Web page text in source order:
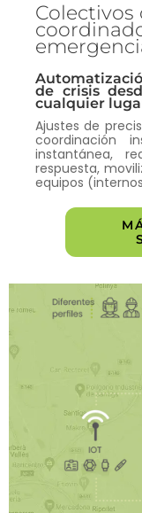
Colectivos
de crisis
cualquier
Ajustes de
coordinación
instantánea,
respuesta,
equipos